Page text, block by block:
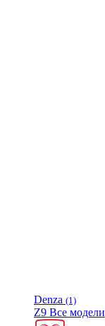
Denza (1)
Z9 Все модели